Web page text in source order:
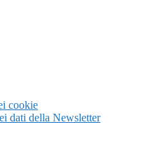
cookie
dati della Newsletter